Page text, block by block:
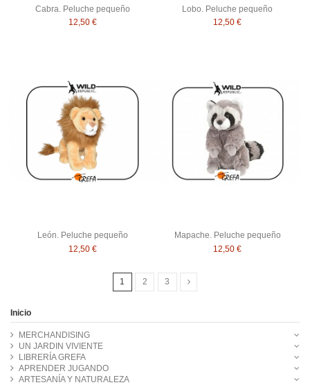
Cabra. Peluche pequeño
12,50 €
Lobo. Peluche pequeño
12,50 €
León. Peluche pequeño
12,50 €
Mapache. Peluche pequeño
12,50 €
1 2 3
Inicio
MERCHANDISING
UN JARDIN VIVIENTE
LIBRERÍA GREFA
APRENDER JUGANDO
ARTESANÍA Y NATURALEZA